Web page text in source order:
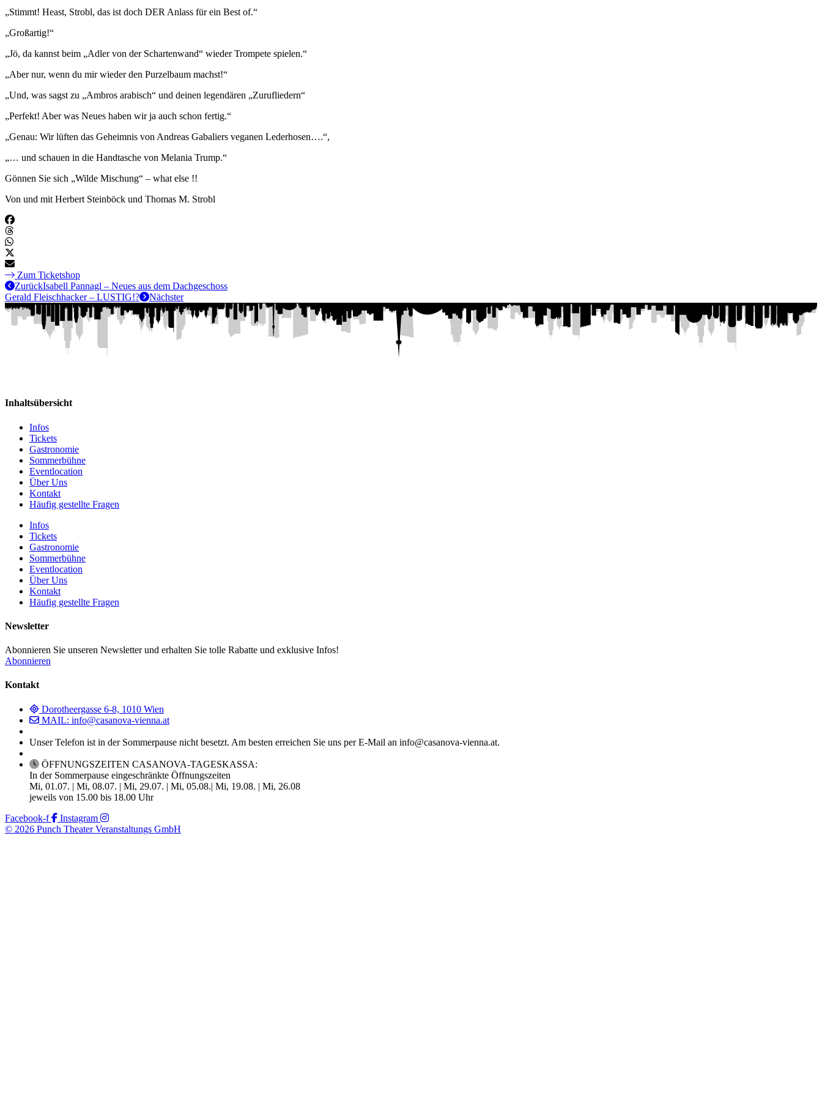
„Stimmt! Heast, Strobl, das ist doch DER Anlass für ein Best of.“
„Großartig!“
„Jö, da kannst beim „Adler von der Schartenwand“ wieder Trompete spielen.“
„Aber nur, wenn du mir wieder den Purzelbaum machst!“
„Und, was sagst zu „Ambros arabisch“ und deinen legendären „Zurufliedern“
„Perfekt! Aber was Neues haben wir ja auch schon fertig.“
„Genau: Wir lüften das Geheimnis von Andreas Gabaliers veganen Lederhosen….“,
„… und schauen in die Handtasche von Melania Trump.“
Gönnen Sie sich „Wilde Mischung“ – what else !!
Von und mit Herbert Steinböck und Thomas M. Strobl
Zum Ticketshop
ZurückIsabell Pannagl – Neues aus dem Dachgeschoss
Gerald Fleischhacker – LUSTIG!?
Nächster
Inhaltsübersicht
Infos
Tickets
Gastronomie
Sommerbühne
Eventlocation
Über Uns
Kontakt
Häufig gestellte Fragen
Infos
Tickets
Gastronomie
Sommerbühne
Eventlocation
Über Uns
Kontakt
Häufig gestellte Fragen
Newsletter
Abonnieren Sie unseren Newsletter und erhalten Sie tolle Rabatte und exklusive Infos!
Abonnieren
Kontakt
Dorotheergasse 6-8, 1010 Wien
MAIL: info@casanova-vienna.at
Unser Telefon ist in der Sommerpause nicht besetzt. Am besten erreichen Sie uns per E-Mail an info@casanova-vienna.at.
ÖFFNUNGSZEITEN CASANOVA-TAGESKASSA:
In der Sommerpause eingeschränkte Öffnungszeiten
Mi, 01.07. | Mi, 08.07. | Mi, 29.07. | Mi, 05.08.| Mi, 19.08. | Mi, 26.08
jeweils von 15.00 bis 18.00 Uhr
Facebook-f
Instagram
© 2026 Punch Theater Veranstaltungs GmbH